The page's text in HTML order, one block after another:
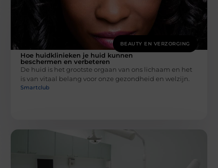
BEAUTY EN VERZORGING
Hoe huidklinieken je huid kunnen
beschermen en verbeteren
De huid is het grootste orgaan van ons lichaam en het
is van vitaal belang voor onze gezondheid en welzijn.
Smartclub